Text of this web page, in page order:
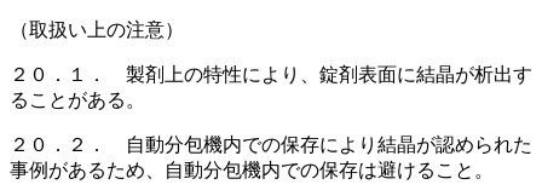
（取扱い上の注意）
２０．１． 製剤上の特性により、錠剤表面に結晶が析出す
ることがある。
２０．２． 自動分包機内での保存により結晶が認められた
事例があるため、自動分包機内での保存は避けること。